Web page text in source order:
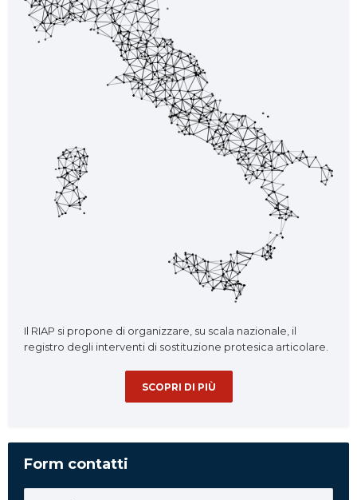
Il RIAP si propone di organizzare, su scala nazionale, il
registro degli interventi di sostituzione protesica articolare.
SCOPRI DI PIÙ
Form contatti